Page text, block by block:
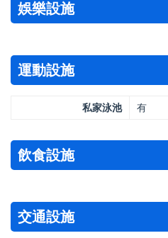
娛樂設施
運動設施
私家泳池 有
飲食設施
交通設施